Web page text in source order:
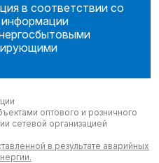
в соответствии со
оптового и розничного
сетевой организацией
в результате аварийных